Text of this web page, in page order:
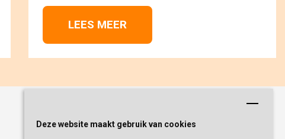
Deze website maakt gebruik van cookies
LEES MEER
Schrijf je nu in!